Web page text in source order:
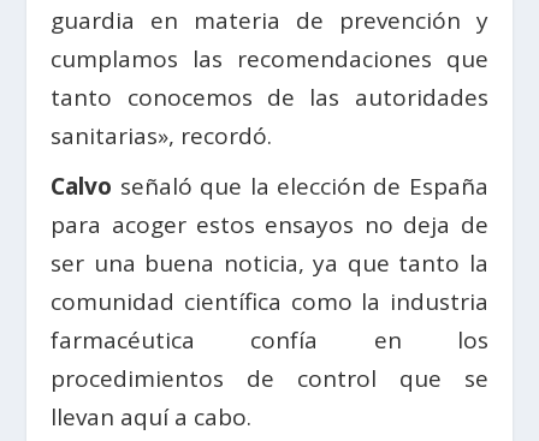
guardia en materia de prevención y
cumplamos las recomendaciones que
tanto conocemos de las autoridades
sanitarias», recordó.
Calvo señaló que la elección de España
para acoger estos ensayos no deja de
ser una buena noticia, ya que tanto la
comunidad científica como la industria
farmacéutica confía en los
procedimientos de control que se
llevan aquí a cabo.